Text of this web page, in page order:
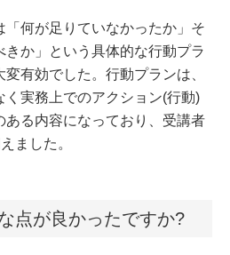
「何が足りていなかったか」そ
きか」という具体的な行動プラ
有効でした。行動プランは、
実務上でのアクション(行動)
ある内容になっており、受講者
ました。
点が良かったですか?